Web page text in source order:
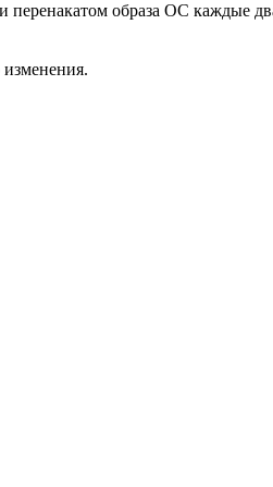
образа ОС каждые
изменения.